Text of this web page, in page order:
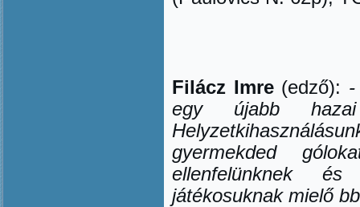
Filácz Imre(edző): -
egy újabb
gyermekded
ellenfelünknek
játékosuknak mielő